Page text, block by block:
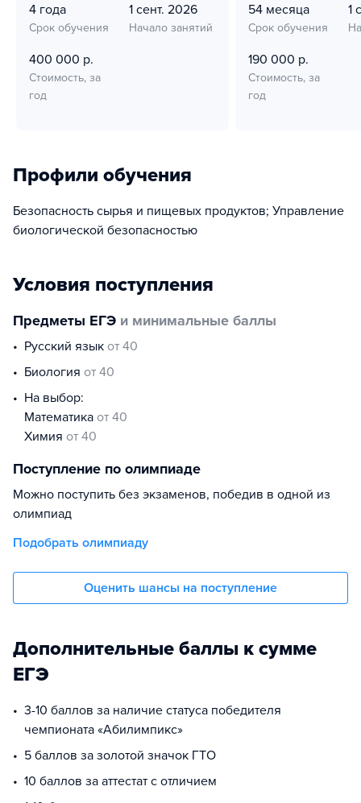
4 года
Срок обучения
1 сент. 2026
Начало занятий
400 000 р.
Стоимость, за
год
54 месяца
Срок обучения
1
190 000 р.
Стоимость, за
год
Профили обучения
Безопасность сырья и пищевых продуктов; Управление
биологической безопасностью
Условия поступления
Предметы ЕГЭ и минимальные баллы
русский язык от 40
биология от 40
На выбор:
математика от 40
химия от 40
Поступление по олимпиаде
Можно поступить без экзаменов, победив в одной из
олимпиад
Подобрать олимпиаду
Оценить шансы на поступление
Дополнительные баллы к сумме
ЕГЭ
3-10 баллов за наличие статуса победителя
чемпионата «Абилимпикс»
5 баллов за золотой значок ГТО
10 баллов за аттестат с отличием